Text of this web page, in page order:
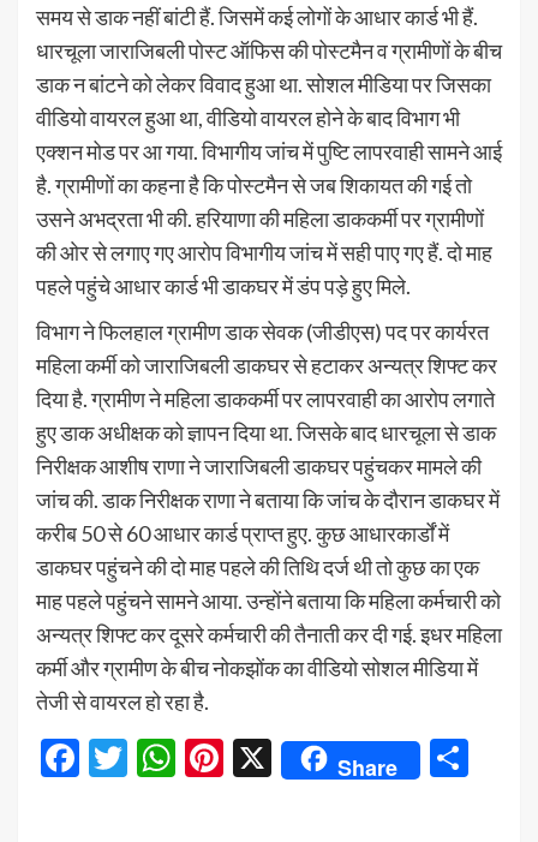
समय से डाक नहीं बांटी हैं. जिसमें कई लोगों के आधार कार्ड भी हैं.
धारचूला जाराजिबली पोस्ट ऑफिस की पोस्टमैन व ग्रामीणों के बीच
डाक न बांटने को लेकर विवाद हुआ था. सोशल मीडिया पर जिसका
वीडियो वायरल हुआ था, वीडियो वायरल होने के बाद विभाग भी
एक्शन मोड पर आ गया. विभागीय जांच में पुष्टि लापरवाही सामने आई
है. ग्रामीणों का कहना है कि पोस्टमैन से जब शिकायत की गई तो
उसने अभद्रता भी की. हरियाणा की महिला डाककर्मी पर ग्रामीणों
की ओर से लगाए गए आरोप विभागीय जांच में सही पाए गए हैं. दो माह
पहले पहुंचे आधार कार्ड भी डाकघर में डंप पड़े हुए मिले.
विभाग ने फिलहाल ग्रामीण डाक सेवक (जीडीएस) पद पर कार्यरत
महिला कर्मी को जाराजिबली डाकघर से हटाकर अन्यत्र शिफ्ट कर
दिया है. ग्रामीण ने महिला डाककर्मी पर लापरवाही का आरोप लगाते
हुए डाक अधीक्षक को ज्ञापन दिया था. जिसके बाद धारचूला से डाक
निरीक्षक आशीष राणा ने जाराजिबली डाकघर पहुंचकर मामले की
जांच की. डाक निरीक्षक राणा ने बताया कि जांच के दौरान डाकघर में
करीब 50 से 60 आधार कार्ड प्राप्त हुए. कुछ आधारकार्डों में
डाकघर पहुंचने की दो माह पहले की तिथि दर्ज थी तो कुछ का एक
माह पहले पहुंचने सामने आया. उन्होंने बताया कि महिला कर्मचारी को
अन्यत्र शिफ्ट कर दूसरे कर्मचारी की तैनाती कर दी गई. इधर महिला
कर्मी और ग्रामीण के बीच नोकझोंक का वीडियो सोशल मीडिया में
तेजी से वायरल हो रहा है.
Facebook
Twitter
WhatsApp
Pinterest
X Share